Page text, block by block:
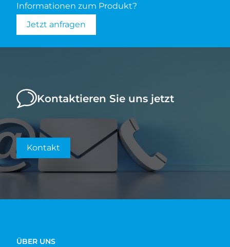
Informationen zum Produkt?
Jetzt anfragen
Kontaktieren Sie uns jetzt
Kontakt
ÜBER UNS